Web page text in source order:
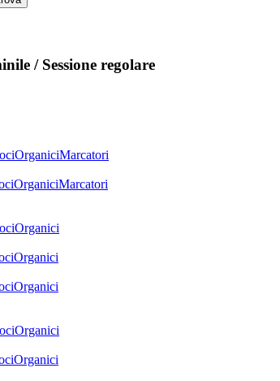
/ Sessione regolare
OrganiciMarcatori
OrganiciMarcatori
Organici
Organici
Organici
Organici
Organici